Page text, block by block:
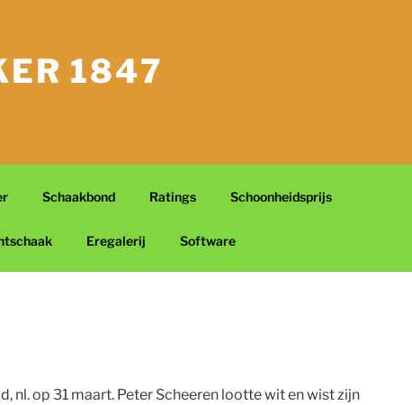
1847
Schaakbond Ratings Schoonheidsprijs
Eregalerij Software
op 31 maart. Peter Scheeren lootte wit en wist zijn